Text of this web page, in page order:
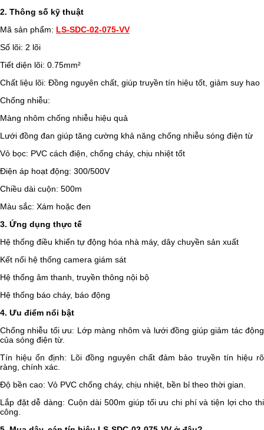
2. Thông số kỹ thuật
Mã sản phẩm: LS-SDC-02-075-VV
Số lõi: 2 lõi
Tiết diện lõi: 0.75mm²
Chất liệu lõi: Đồng nguyên chất, giúp truyền tín hiệu tốt, giảm suy hao
Chống nhiễu:
Màng nhôm chống nhiễu hiệu quả
Lưới đồng đan giúp tăng cường khả năng chống nhiễu sóng điện từ
Vỏ bọc: PVC cách điện, chống cháy, chịu nhiệt tốt
Điện áp hoạt động: 300/500V
Chiều dài cuộn: 500m
Màu sắc: Xám hoặc đen
3. Ứng dụng thực tế
Hệ thống điều khiển tự động hóa nhà máy, dây chuyền sản xuất
Kết nối hệ thống camera giám sát
Hệ thống âm thanh, truyền thông nội bộ
Hệ thống báo cháy, báo động
4. Ưu điểm nổi bật
Chống nhiễu tối ưu: Lớp màng nhôm và lưới đồng giúp giảm tác động
của sóng điện từ.
Tín hiệu ổn định: Lõi đồng nguyên chất đảm bảo truyền tín hiệu rõ
ràng, chính xác.
Độ bền cao: Vỏ PVC chống cháy, chịu nhiệt, bền bỉ theo thời gian.
Lắp đặt dễ dàng: Cuộn dài 500m giúp tối ưu chi phí và tiện lợi cho thi
công.